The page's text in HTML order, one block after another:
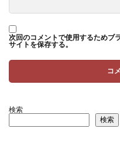
次回のコメントで使用するためブ
サイトを保存する。
検索
検索